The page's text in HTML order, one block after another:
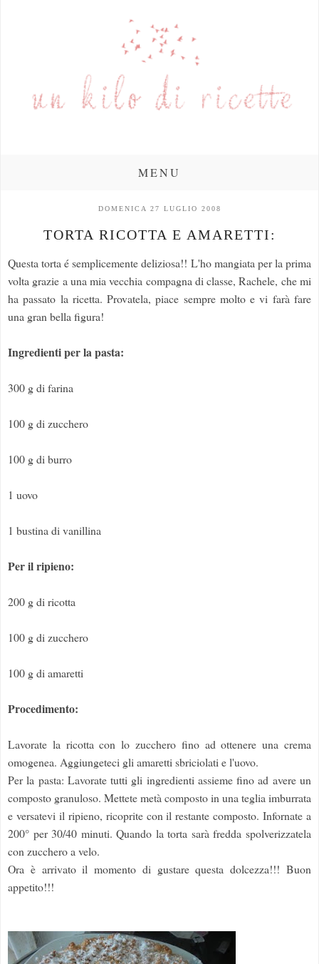
MENU
DOMENICA 27 LUGLIO 2008
TORTA RICOTTA E AMARETTI:
Questa torta é semplicemente deliziosa!! L'ho mangiata per la prima
volta grazie a una mia vecchia compagna di classe, Rachele, che mi
ha passato la ricetta. Provatela, piace sempre molto e vi farà fare
una gran bella figura!
Ingredienti per la pasta:
300 g di farina
100 g di zucchero
100 g di burro
1 uovo
1 bustina di vanillina
Per il ripieno:
200 g di ricotta
100 g di zucchero
100 g di amaretti
Procedimento:
Lavorate la ricotta con lo zucchero fino ad ottenere una crema
omogenea. Aggiungeteci gli amaretti sbriciolati e l'uovo.
Per la pasta: Lavorate tutti gli ingredienti assieme fino ad avere un
composto granuloso. Mettete metà composto in una teglia imburrata
e versatevi il ripieno, ricoprite con il restante composto. Infornate a
200° per 30/40 minuti. Quando la torta sarà fredda spolverizzatela
con zucchero a velo.
Ora è arrivato il momento di gustare questa dolcezza!!! Buon
appetito!!!